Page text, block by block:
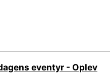
eventyr - Oplev